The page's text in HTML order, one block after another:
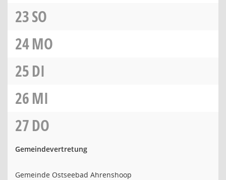
23SO
24MO
25DI
26MI
27DO
Gemeindevertretung
Gemeinde Ostseebad Ahrenshoop